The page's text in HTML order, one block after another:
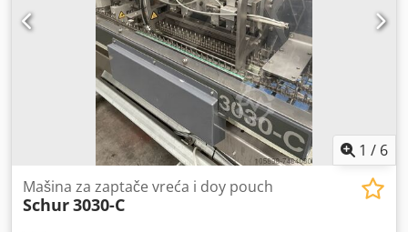
kontrolni ormarić sa ekranom osetljivim na dodir. * novo
slikanje pojedinačnih komponenti u demontiranom stanju
Nakon delimičnog remonta, mašina je bezbedna za ručnu
operaciju umetanja na alat, pre isporuke sprovodi se
aždavna UVV inspekcija i Tajming kočnica.
1 / 6
Mašina za zaptače vreća i doy pouch
Schur3030-C